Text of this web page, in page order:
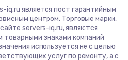
iq.ru является пост гарантийным
центром. Торговые марки,
servers-iq.ru, являются
товарными знаками компаний
используется не с целью
услуг по ремонту, а с